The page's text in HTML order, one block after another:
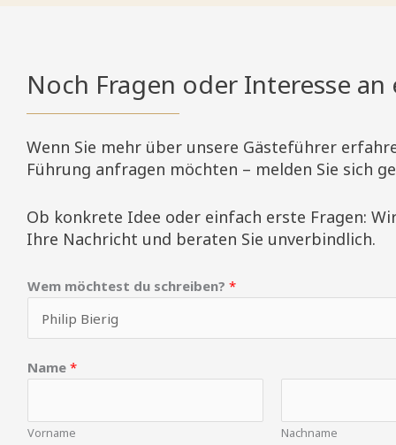
Noch Fragen oder Interesse an
Wenn Sie mehr über unsere Gästeführer
Führung anfragen möchten – melden Sie sich
Ob konkrete Idee oder einfach erste Fragen:
Ihre Nachricht und beraten Sie unverbindlich.
d
r
m
h
Wem möchtest du schreiben? *
Name *
Vorname Nachname